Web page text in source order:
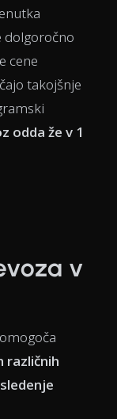
dolgoročno
cene
takojšnje
odda že v 1
v
različnih